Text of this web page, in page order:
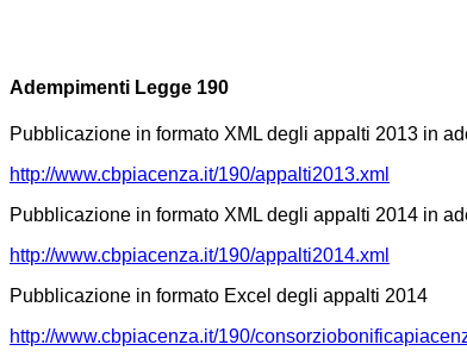
Adempimenti Legge 190
Pubblicazione in formato XML degli appalti 2013 in
http://www.cbpiacenza.it/190/appalti2013.xml
Pubblicazione in formato XML degli appalti 2014 in
http://www.cbpiacenza.it/190/appalti2014.xml
Pubblicazione in formato Excel degli appalti 2014
http://www.cbpiacenza.it/190/